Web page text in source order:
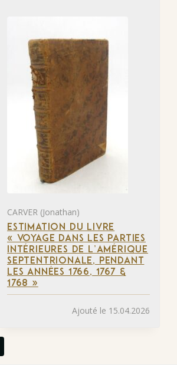
CARVER (Jonathan)
ESTIMATION DU LIVRE
« VOYAGE DANS LES PARTIES
INTÉRIEURES DE L’AMÉRIQUE
SEPTENTRIONALE, PENDANT
LES ANNÉES 1766, 1767 &
1768 »
Ajouté le 15.04.2026